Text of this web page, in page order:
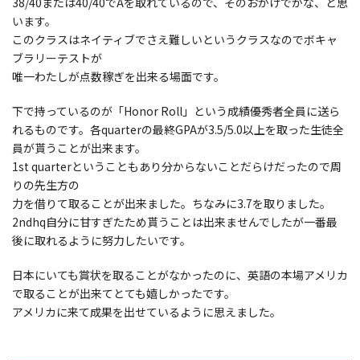
います。
このクラスはネイティブでさえ難しいというクラスなのでボキャ
ブラリーテストが
唯一わたしが点数稼ぎを出来る場面です。
下で持っているのが「Honor Roll」という成績優秀者全員に送ら
れるものです。各quarterの最終GPAが3.5/5.0以上を取った生徒全
員が貰うことが出来ます。
1st quarterということもあり分からないことだらけだったので周
りの先生方の
力を借りて取ることが出来ました。ちなみに3.7を取りました。
2ndhq自分に甘すぎたため貰うことは出来ませんでしたが一番最
後に取れるように努力したいです。
日本にいても賞状を取ることがなかったのに、英語の本場アメリカ
で取ることが出来てとても嬉しかったです。
アメリカに来て成果を出せているように思えました。